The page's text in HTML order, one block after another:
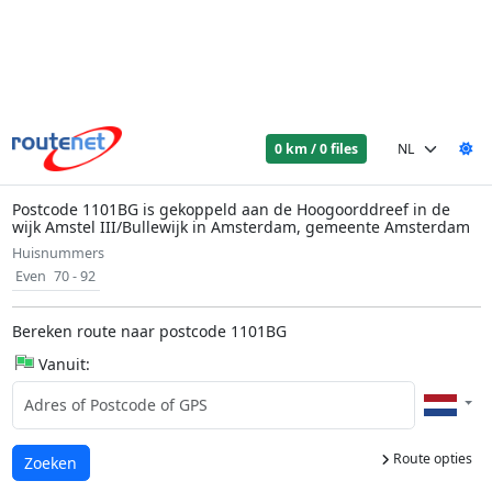
0 km / 0 files
Postcode 1101BG is gekoppeld aan de Hoogoorddreef in de
wijk Amstel III/Bullewijk in Amsterdam, gemeente Amsterdam
Huisnummers
Even 70 - 92
Bereken route naar postcode 1101BG
Vanuit:
Route opties
Laden...
Zoeken